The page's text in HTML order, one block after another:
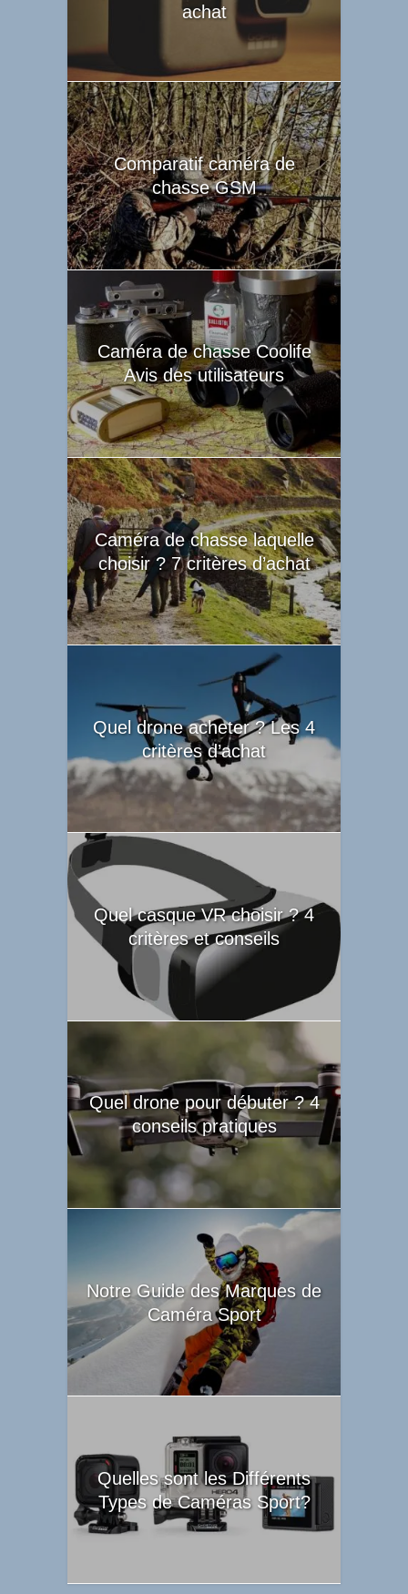
achat
Comparatif caméra de
chasse GSM
Caméra de chasse Coolife
Avis des utilisateurs
Caméra de chasse laquelle
choisir ? 7 critères d’achat
Quel drone acheter ? Les 4
critères d’achat
Quel casque VR choisir ? 4
critères et conseils
Quel drone pour débuter ? 4
conseils pratiques
Notre Guide des Marques de
Caméra Sport
Quelles sont les Différents
Types de Caméras Sport?